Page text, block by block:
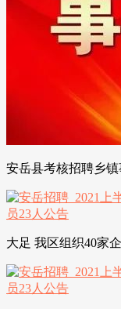
安岳县考核招聘乡
大足 我区组织40家